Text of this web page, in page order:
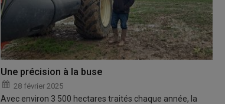
Une précision à la buse
28 février 2025
Avec environ 3 500 hectares traités chaque année, la